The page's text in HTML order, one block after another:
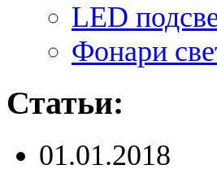
LED
Фонари
Статьи:
01.01.2018